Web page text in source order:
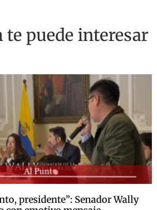
te puede interesar
presidente”: Senador Wally